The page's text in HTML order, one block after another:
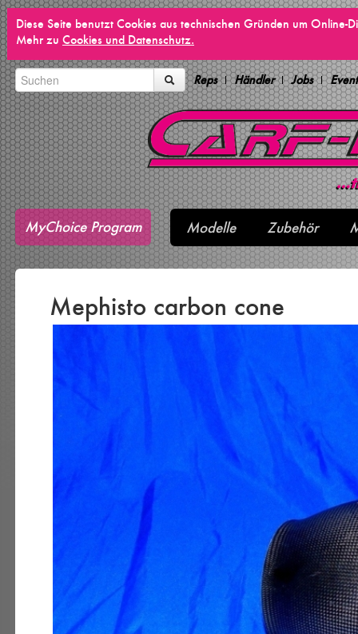
Diese Seite benutzt Cookies aus technischen Gründen um Online-
Mehr zu Cookies und Datenschutz.
Reps Händler Jobs
MyChoice Program Modelle Zubehör
Mephisto carbon cone